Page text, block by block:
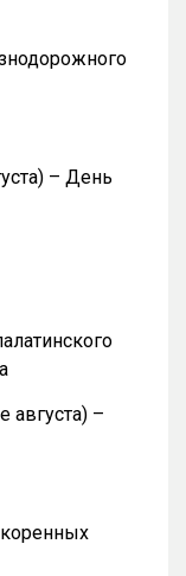
– День
августа) –